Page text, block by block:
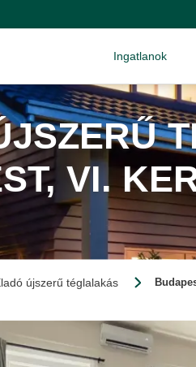
Ingatlanok
VI.
újszerű téglalakás